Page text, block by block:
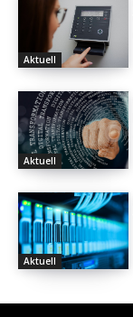
Aktuell
Aktuell
Aktuell